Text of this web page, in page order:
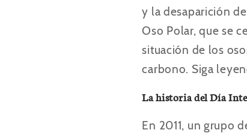
y la desaparición
Oso Polar, que se
situación de los
carbono. Siga
La historia del Día
En 2011, un grupo